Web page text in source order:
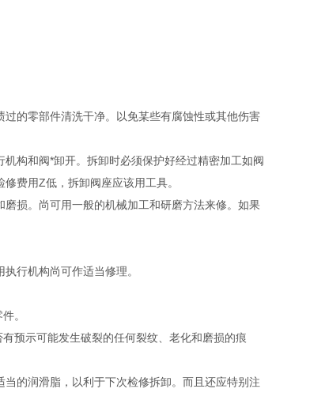
的零部件清洗干净。以免某些有腐蚀性或其他伤害
和阀*卸开。拆卸时必须保护好经过精密加工如阀
费用Z低，拆卸阀座应该用工具。
。尚可用一般的机械加工和研磨方法来修。如果
行机构尚可作适当修理。
。
预示可能发生破裂的任何裂纹、老化和磨损的痕
润滑脂，以利于下次检修拆卸。而且还应特别注